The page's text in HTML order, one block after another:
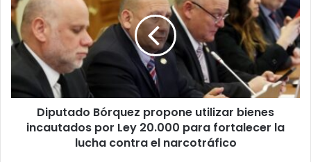
propone
utilizar
bienes
incautados
Ley
20.000
fortalecer
Diputado Bórquez propone utilizar bienes
incautados por Ley 20.000 para fortalecer la
lucha contra el narcotráfico